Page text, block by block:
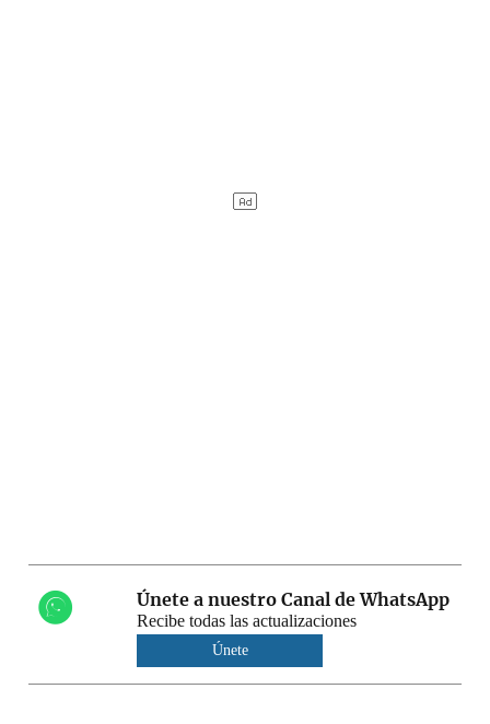
Únete a nuestro Canal de WhatsApp
Recibe todas las actualizaciones
Únete